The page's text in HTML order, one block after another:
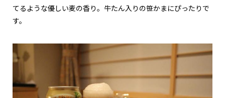
てるような優しい麦の香り。牛たん入りの笹かまにぴったりで
す。